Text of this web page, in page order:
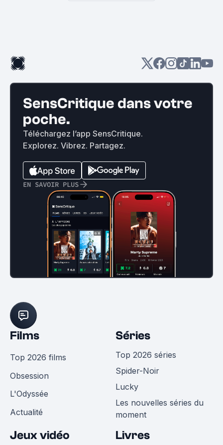
SensCritique dans votre
poche.
Téléchargez l’app SensCritique.
Explorez. Vibrez. Partagez.
EN SAVOIR PLUS
Films
Top 2026 films
Obsession
L'Odyssée
Actualité
Séries
Top 2026 séries
Spider-Noir
Lucky
Les nouvelles séries du
moment
Jeux vidéo Livres